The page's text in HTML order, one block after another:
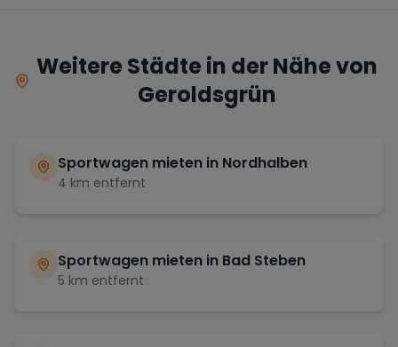
Weitere Städte in der Nähe von
Geroldsgrün
Sportwagen mieten in Nordhalben
4 km entfernt
Sportwagen mieten in Bad Steben
5 km entfernt